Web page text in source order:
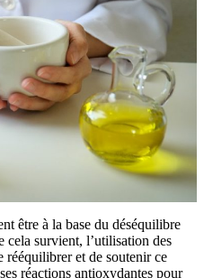
être à la base du déséquilibre
cela survient, l’utilisation des
rééquilibrer et de soutenir ce
réactions antioxydantes pour